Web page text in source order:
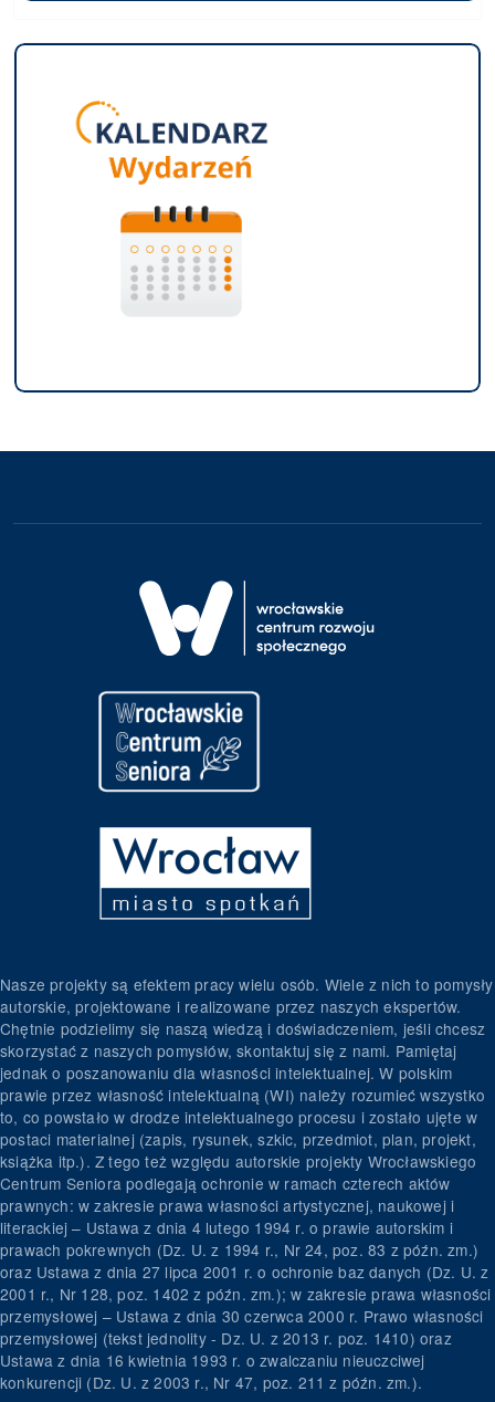
Nasze projekty są efektem pracy wielu osób. Wiele z nich to pomysły
autorskie, projektowane i realizowane przez naszych ekspertów.
Chętnie podzielimy się naszą wiedzą i doświadczeniem, jeśli chcesz
skorzystać z naszych pomysłów, skontaktuj się z nami. Pamiętaj
jednak o poszanowaniu dla własności intelektualnej. W polskim
prawie przez własność intelektualną (WI) należy rozumieć wszystko
to, co powstało w drodze intelektualnego procesu i zostało ujęte w
postaci materialnej (zapis, rysunek, szkic, przedmiot, plan, projekt,
książka itp.). Z tego też względu autorskie projekty Wrocławskiego
Centrum Seniora podlegają ochronie w ramach czterech aktów
prawnych: w zakresie prawa własności artystycznej, naukowej i
literackiej – Ustawa z dnia 4 lutego 1994 r. o prawie autorskim i
prawach pokrewnych (Dz. U. z 1994 r., Nr 24, poz. 83 z późn. zm.)
oraz Ustawa z dnia 27 lipca 2001 r. o ochronie baz danych (Dz. U. z
2001 r., Nr 128, poz. 1402 z późn. zm.); w zakresie prawa własności
przemysłowej – Ustawa z dnia 30 czerwca 2000 r. Prawo własności
przemysłowej (tekst jednolity - Dz. U. z 2013 r. poz. 1410) oraz
Ustawa z dnia 16 kwietnia 1993 r. o zwalczaniu nieuczciwej
konkurencji (Dz. U. z 2003 r., Nr 47, poz. 211 z późn. zm.).